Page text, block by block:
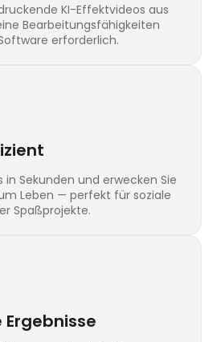
KI-Effektvideos aus
Bearbeitungsfähigkeiten
erforderlich.
in Sekunden und erwecken Sie
Leben — perfekt für soziale
Spaßprojekte.